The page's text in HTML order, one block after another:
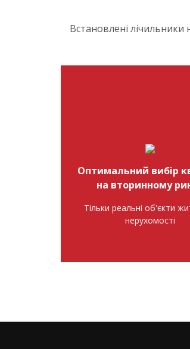
Встановлені лічильники
Оптимальний вибір
на вторинному
Тільки реальні об'єкти
нерухомості